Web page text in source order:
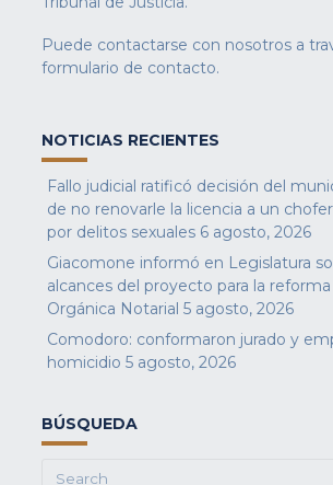
Puede contactarse con nosotros a
formulario de contacto.
NOTICIAS RECIENTES
Fallo judicial ratificó decisión del
de no renovarle la licencia a un
por delitos sexuales 6 agosto, 2026
Giacomone informó en Legislatura
alcances del proyecto para la
Orgánica Notarial 5 agosto, 2026
Comodoro: conformaron jurado y
homicidio 5 agosto, 2026
BÚSQUEDA